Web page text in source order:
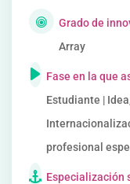
Grado de
Array
Fase en la que
Estudiante |
profesional
Especialización